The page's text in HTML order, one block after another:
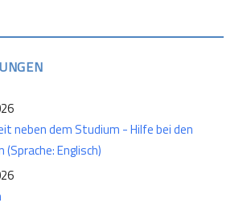
neben dem Studium - Hilfe bei den
Englisch)